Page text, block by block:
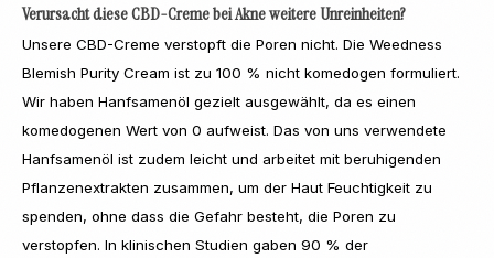
Verursacht diese CBD-Creme bei Akne weitere Unreinheiten?
Unsere CBD-Creme verstopft die Poren nicht. Die Weedness
Blemish Purity Cream ist zu 100 % nicht komedogen formuliert.
Wir haben Hanfsamenöl gezielt ausgewählt, da es einen
komedogenen Wert von 0 aufweist. Das von uns verwendete
Hanfsamenöl ist zudem leicht und arbeitet mit beruhigenden
Pflanzenextrakten zusammen, um der Haut Feuchtigkeit zu
spenden, ohne dass die Gefahr besteht, die Poren zu
verstopfen. In klinischen Studien gaben 90 % der